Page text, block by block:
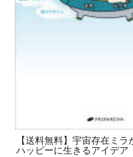
【送料無料】宇宙存在ミ
ハッピーに生きるアイデア